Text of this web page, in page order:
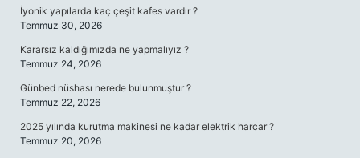
İyonik yapılarda kaç çeşit kafes vardır ?
Temmuz 30, 2026
Kararsız kaldığımızda ne yapmalıyız ?
Temmuz 24, 2026
Günbed nüshası nerede bulunmuştur ?
Temmuz 22, 2026
2025 yılında kurutma makinesi ne kadar elektrik harcar ?
Temmuz 20, 2026